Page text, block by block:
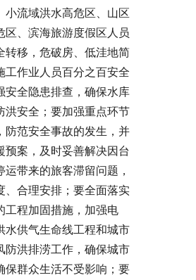
小流域洪水高危区、山区
区、滨海旅游度假区人员
转移，危破房、低洼地简
工作业人员百分之百安全
安全隐患排查，确保水库
洪安全；要加强重点环节
防范安全事故的发生，并
预案，及时妥善解决因台
运带来的旅客滞留问题，
、合理安排；要全面落实
工程加固措施，加强电
水供气生命线工程和城市
防洪排涝工作，确保城市
保群众生活不受影响；要